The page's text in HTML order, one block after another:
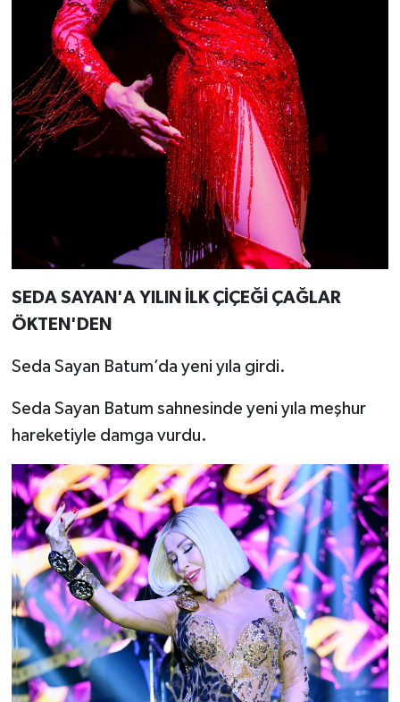
SEDA SAYAN'A YILIN İLK ÇİÇEĞİ ÇAĞLAR
ÖKTEN'DEN
Seda Sayan Batum’da yeni yıla girdi.
Seda Sayan Batum sahnesinde yeni yıla meşhur
hareketiyle damga vurdu.